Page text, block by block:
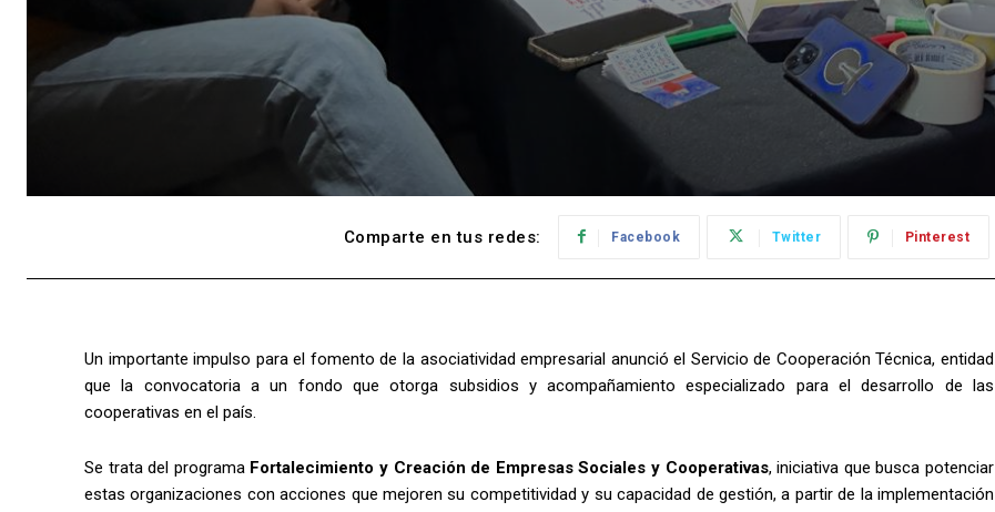
Comparte en tus redes: Facebook Twitter Pinterest
Un importante impulso para el fomento de la asociatividad empresarial anunció el Servicio de Cooperación Técnica, entidad
que la convocatoria a un fondo que otorga subsidios y acompañamiento especializado para el desarrollo de las
cooperativas en el país.
Se trata del programa Fortalecimiento y Creación de Empresas Sociales y Cooperativas, iniciativa que busca potenciar
estas organizaciones con acciones que mejoren su competitividad y su capacidad de gestión, a partir de la implementación